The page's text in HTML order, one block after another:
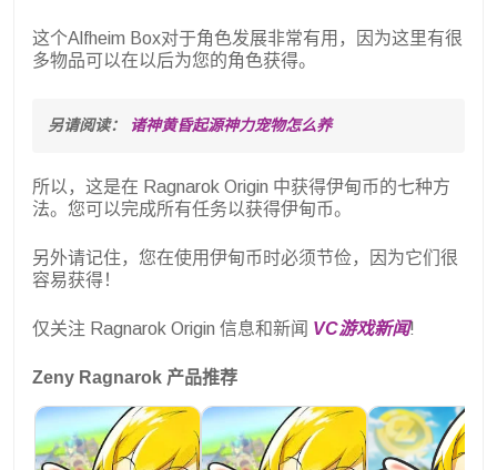
这个Alfheim Box对于角色发展非常有用，因为这里有很
多物品可以在以后为您的角色获得。
另请阅读： 诸神黄昏起源神力宠物怎么养
所以，这是在 Ragnarok Origin 中获得伊甸币的七种方
法。您可以完成所有任务以获得伊甸币。
另外请记住，您在使用伊甸币时必须节俭，因为它们很
容易获得！
仅关注 Ragnarok Origin 信息和新闻 VC游戏新闻!
Zeny Ragnarok 产品推荐